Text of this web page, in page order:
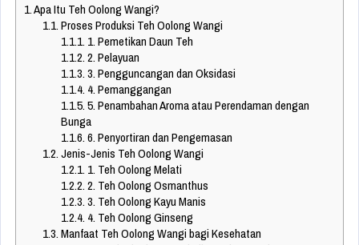
1.Apa Itu Teh Oolong Wangi?
1.1.Proses Produksi Teh Oolong Wangi
1.1.1. 1. Pemetikan Daun Teh
1.1.2.2. Pelayuan
1.1.3.3. Pengguncangan dan Oksidasi
1.1.4. 4. Pemanggangan
1.1.5.5. Penambahan Aroma atau Perendaman dengan
Bunga
1.1.6.6. Penyortiran dan Pengemasan
1.2.Jenis-Jenis Teh Oolong Wangi
1.2.1. 1. Teh Oolong Melati
1.2.2.2. Teh Oolong Osmanthus
1.2.3.3. Teh Oolong Kayu Manis
1.2.4. 4. Teh Oolong Ginseng
1.3.Manfaat Teh Oolong Wangi bagi Kesehatan